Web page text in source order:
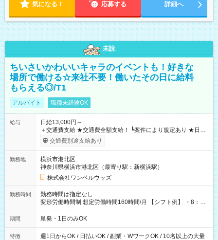
気になる！ 応募する 詳細へ
未読
ちいさいかわいいキャラのイベントも！好きな
場所で働ける☆来社不要！働いたその日に給料
もらえる◎/T1
アルバイト 職種未経験OK
給与
日給13,000円～
＋交通費支給 ★交通費全額支給！ ┗案件により規定あり ★日払
いOK！（規定あり） ┗働いたその日に現金GET♪ お仕事後はコ
ンビニATMから 日払い分を引き落とせます！ 【試用期間】試
交通費別途支給あり
勤務地
横浜市港北区
神奈川県横浜市港北区（最寄り駅：新横浜駅）
株式会社ワンベルウッズ
勤務時間
勤務時間は指定なし
変形労働時間制 想定労働時間160時間/月 【シフト例】 ・8：00
～21：00
期間 単発・1日のみOK
特徴 週1日からOK / 日払いOK / 副業・WワークOK / 10名以上の大量